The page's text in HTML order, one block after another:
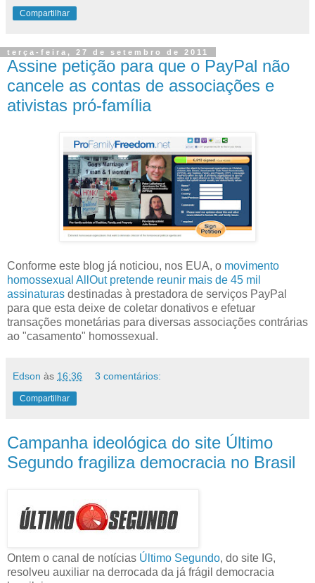
Compartilhar
terça-feira, 27 de setembro de 2011
Assine petição para que o PayPal não
cancele as contas de associações e
ativistas pró-família
Conforme este blog já noticiou, nos EUA, o movimento
homossexual AllOut pretende reunir mais de 45 mil
assinaturas destinadas à prestadora de serviços PayPal
para que esta deixe de coletar donativos e efetuar
transações monetárias para diversas associações contrárias
ao "casamento" homossexual.
Edson às 16:36 3 comentários:
Compartilhar
Campanha ideológica do site Último
Segundo fragiliza democracia no Brasil
Ontem o canal de notícias Último Segundo, do site IG,
resolveu auxiliar na derrocada da já frágil democracia